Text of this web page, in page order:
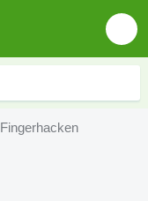
Fingerhacken